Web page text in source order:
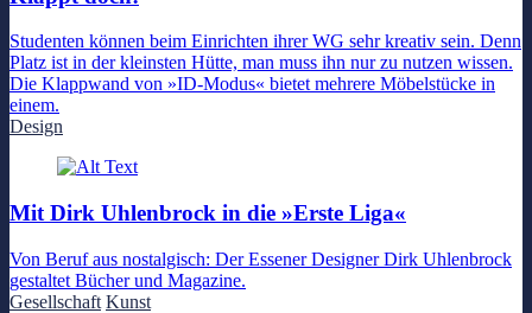
Studenten können beim Einrichten ihrer WG sehr kreativ sein. Denn
Platz ist in der kleinsten Hütte, man muss ihn nur zu nutzen wissen.
Die Klappwand von »ID-Modus« bietet mehrere Möbelstücke in
einem.
Design
Mit Dirk Uhlenbrock in die »Erste Liga«
Von Beruf aus nostalgisch: Der Essener Designer Dirk Uhlenbrock
gestaltet Bücher und Magazine.
Gesellschaft Kunst